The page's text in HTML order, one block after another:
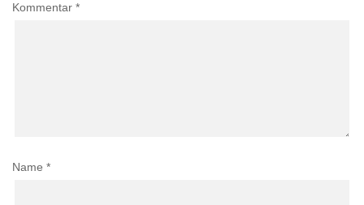
Kommentar *
Name *